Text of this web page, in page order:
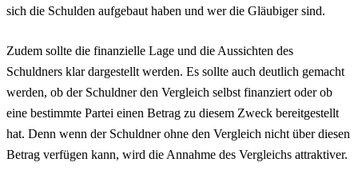
sich die Schulden aufgebaut haben und wer die Gläubiger sind.
Zudem sollte die finanzielle Lage und die Aussichten des
Schuldners klar dargestellt werden. Es sollte auch deutlich gemacht
werden, ob der Schuldner den Vergleich selbst finanziert oder ob
eine bestimmte Partei einen Betrag zu diesem Zweck bereitgestellt
hat. Denn wenn der Schuldner ohne den Vergleich nicht über diesen
Betrag verfügen kann, wird die Annahme des Vergleichs attraktiver.